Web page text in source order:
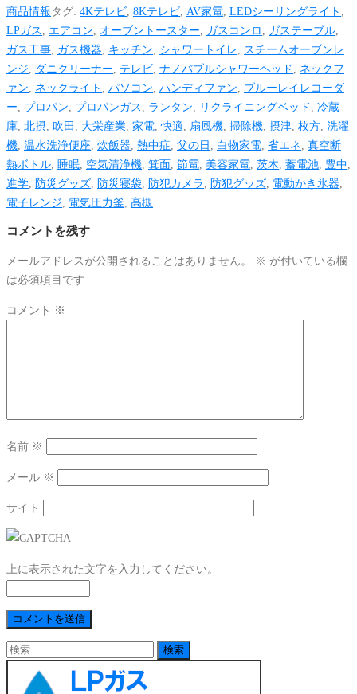
商品情報タグ: 4Kテレビ, 8Kテレビ, AV家電, LEDシーリングライト ,
LPガス, エアコン, オーブントースター, ガスコンロ, ガステーブル,
ガス工事, ガス機器, キッチン, シャワートイレ, スチームオーブンレ
ンジ, ダニクリーナー, テレビ, ナノバブルシャワーヘッド, ネックフ
ァン, ネックライト , パソコン, ハンディファン, ブルーレイレコーダ
ー, プロパン, プロパンガス, ランタン, リクライニングベッド, 冷蔵
庫, 北摂, 吹田 , 大栄産業, 家電,快適, 扇風機, 掃除機, 摂津, 枚方, 洗濯
機, 温水洗浄便座, 炊飯器, 熱中症, 父の日, 白物家電, 省エネ, 真空断
熱ボトル, 睡眠, 空気清浄機, 箕面, 節電, 美容家電, 茨木, 蓄電池, 豊中,
進学, 防災グッズ, 防災寝袋, 防犯カメラ, 防犯グッズ, 電動かき氷器,
電子レンジ, 電気圧力釜, 高槻
コメントを残す
メールアドレスが公開されることはありません。 ※ が付いている欄
は必須項目です
コメント ※
名前 ※
メール ※
サイト
上に表示された文字を入力してください。
検